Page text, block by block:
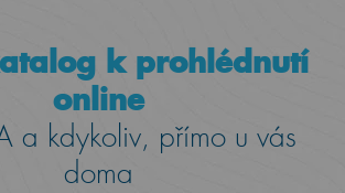
k prohlédnutí
online
a kdykoliv, přímo u vás
doma